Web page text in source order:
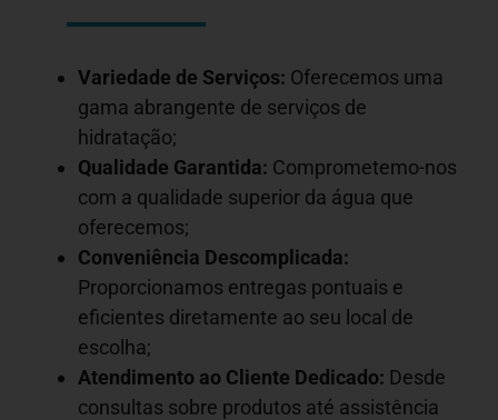
Variedade de Serviços: Oferecemos uma
gama abrangente de serviços de
hidratação;
Qualidade Garantida: Comprometemo-nos
com a qualidade superior da água que
oferecemos;
Conveniência Descomplicada:
Proporcionamos entregas pontuais e
eficientes diretamente ao seu local de
escolha;
Atendimento ao Cliente Dedicado: Desde
consultas sobre produtos até assistência